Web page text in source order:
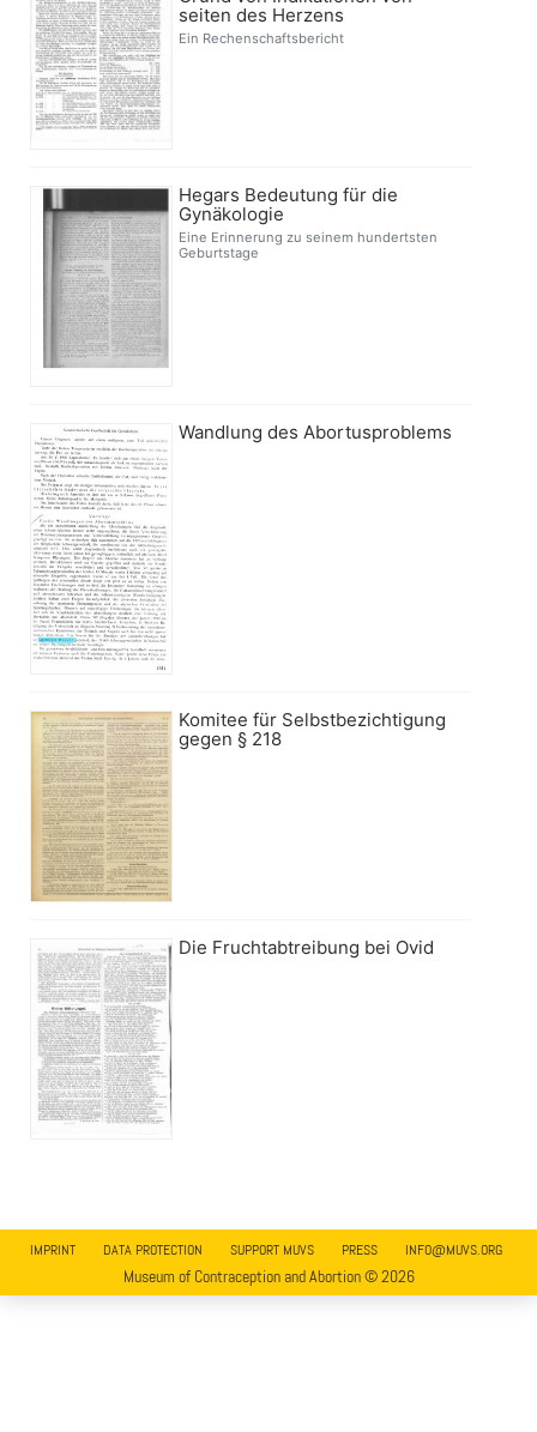
seiten des Herzens
Ein Rechenschaftsbericht
Hegars Bedeutung für die
Gynäkologie
Eine Erinnerung zu seinem hundertsten
Geburtstage
Wandlung des Abortusproblems
Komitee für Selbstbezichtigung
gegen § 218
Die Fruchtabtreibung bei Ovid
IMPRINT DATA PROTECTION SUPPORT MUVS PRESS INFO@MUVS.ORG
Museum of Contraception and Abortion © 2026